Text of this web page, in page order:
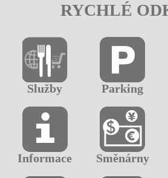
RYCHLÉ
Služby Parking
Informace Směnárny